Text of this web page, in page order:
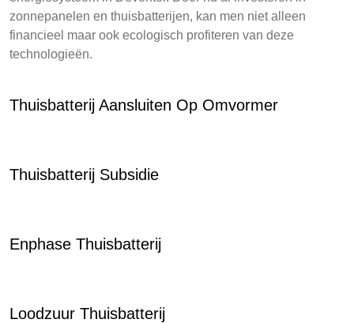
zonnepanelen en thuisbatterijen, kan men niet alleen
financieel maar ook ecologisch profiteren van deze
technologieën.
Thuisbatterij Aansluiten Op Omvormer
Thuisbatterij Subsidie
Enphase Thuisbatterij
Loodzuur Thuisbatterij